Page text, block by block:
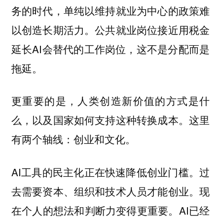
务的时代，单纯以维持就业为中心的政策难
以创造长期活力。公共就业岗位接近用税金
延长AI会替代的工作岗位，这不是分配而是
拖延。
更重要的是，人类创造新价值的方式是什
么，以及国家如何支持这种转换成本。这里
有两个轴线：创业和文化。
AI工具的民主化正在快速降低创业门槛。过
去需要资本、组织和技术人员才能创业。现
在个人的想法和判断力变得更重要。AI已经